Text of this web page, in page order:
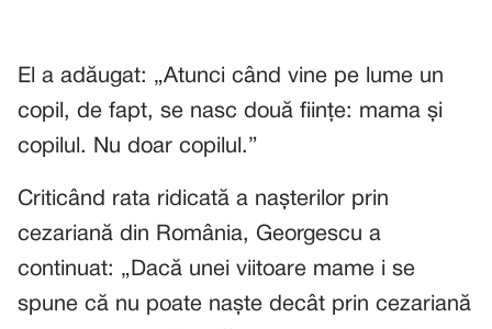
El a adăugat: „Atunci când vine pe lume un
copil, de fapt, se nasc două ființe: mama și
copilul. Nu doar copilul.”
Criticând rata ridicată a nașterilor prin
cezariană din România, Georgescu a
continuat: „Dacă unei viitoare mame i se
spune că nu poate naște decât prin cezariană